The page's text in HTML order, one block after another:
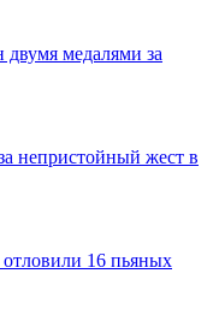
двумя медалями за
непристойный жест в
16 пьяных